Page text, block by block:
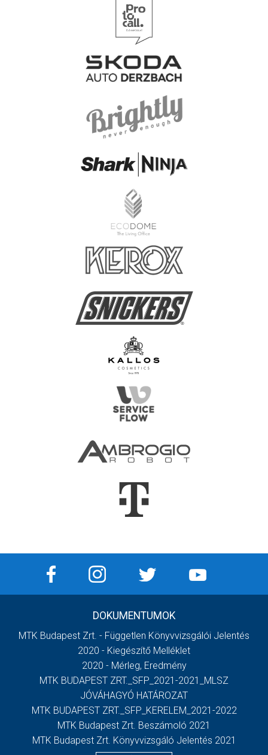
DOKUMENTUMOK
MTK Budapest Zrt. - Független Könyvvizsgálói Jelentés
2020 - Kiegészítő Melléklet
2020 - Mérleg, Eredmény
MTK BUDAPEST ZRT._SFP_2021-2021_MLSZ
JÓVÁHAGYÓ HATÁROZAT
MTK BUDAPEST ZRT._SFP_KERELEM_2021-2022
MTK Budapest Zrt. Beszámoló 2021
MTK Budapest Zrt. Könyvvizsgáló Jelentés 2021